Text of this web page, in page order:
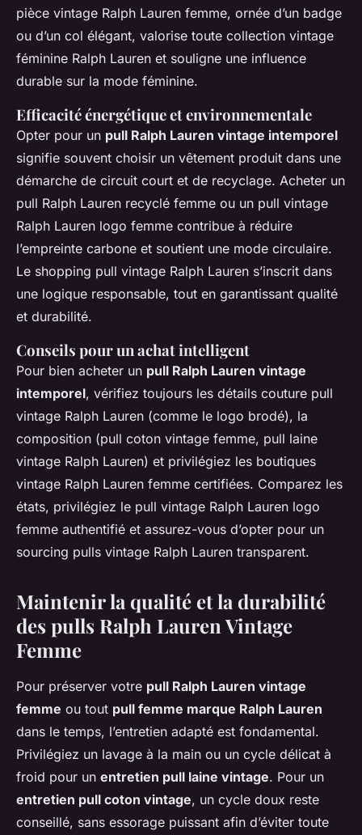
pièce vintage Ralph Lauren femme, ornée d’un badge
ou d’un col élégant, valorise toute collection vintage
féminine Ralph Lauren et souligne une influence
durable sur la mode féminine.
Efficacité énergétique et environnementale
Opter pour un pull Ralph Lauren vintage intemporel
signifie souvent choisir un vêtement produit dans une
démarche de circuit court et de recyclage. Acheter un
pull Ralph Lauren recyclé femme ou un pull vintage
Ralph Lauren logo femme contribue à réduire
l’empreinte carbone et soutient une mode circulaire.
Le shopping pull vintage Ralph Lauren s’inscrit dans
une logique responsable, tout en garantissant qualité
et durabilité.
Conseils pour un achat intelligent
Pour bien acheter un pull Ralph Lauren vintage
intemporel, vérifiez toujours les détails couture pull
vintage Ralph Lauren (comme le logo brodé), la
composition (pull coton vintage femme, pull laine
vintage Ralph Lauren) et privilégiez les boutiques
vintage Ralph Lauren femme certifiées. Comparez les
états, privilégiez le pull vintage Ralph Lauren logo
femme authentifié et assurez-vous d’opter pour un
sourcing pulls vintage Ralph Lauren transparent.
Maintenir la qualité et la durabilité
des pulls Ralph Lauren Vintage
Femme
Pour préserver votre pull Ralph Lauren vintage
femme ou tout pull femme marque Ralph Lauren
dans le temps, l’entretien adapté est fondamental.
Privilégiez un lavage à la main ou un cycle délicat à
froid pour un entretien pull laine vintage. Pour un
entretien pull coton vintage, un cycle doux reste
conseillé, sans essorage puissant afin d’éviter toute